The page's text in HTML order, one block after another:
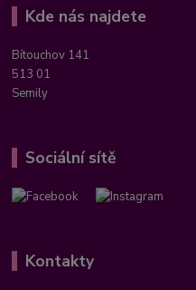
Kde nás najdete
Bítouchov 141
513 01
Semily
Sociální sítě
Kontakty